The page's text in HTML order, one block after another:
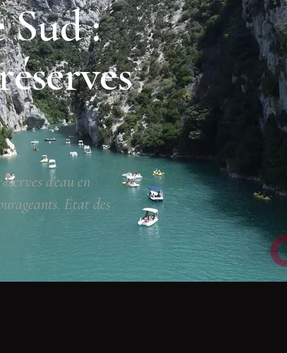
Sud :
d'eau en
État des